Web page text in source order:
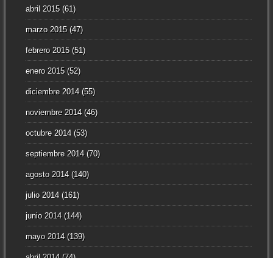
abril 2015(61)
marzo 2015(47)
febrero 2015(51)
enero 2015(52)
diciembre 2014(55)
noviembre 2014(46)
octubre 2014(53)
septiembre 2014(70)
agosto 2014(140)
julio 2014(161)
junio 2014(144)
mayo 2014(139)